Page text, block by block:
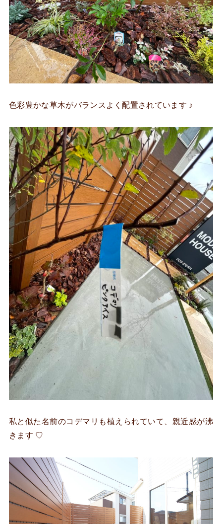
色彩豊かな草木がバランスよく配置されています ♪
私と似た名前のコデマリも植えられていて、親近感が沸
きます ♡